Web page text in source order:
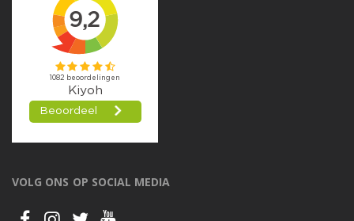
VOLG ONS OP SOCIAL MEDIA